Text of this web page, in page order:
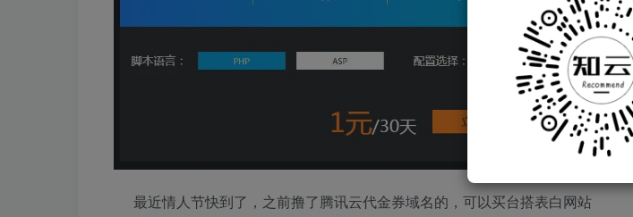
最近情人节快到了，之前撸了腾讯云代金券域名的，可以买台搭表白网站